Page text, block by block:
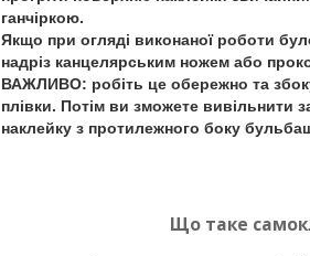
ганчіркою.
Якщо при огляді виконаної роботи
надріз канцелярським ножем або
ВАЖЛИВО: робіть це обережно та
плівки. Потім ви зможете вивільнити
наклейку з протилежного боку
Що таке